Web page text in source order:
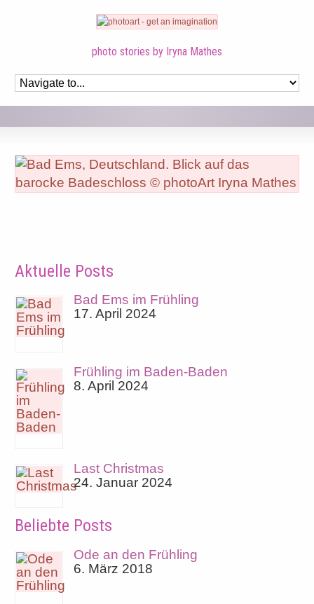
photo stories by Iryna Mathes
Aktuelle Posts
Bad Ems im Frühling
17. April 2024
Frühling im Baden-Baden
8. April 2024
Last Christmas
24. Januar 2024
Beliebte Posts
Ode an den Frühling
6. März 2018